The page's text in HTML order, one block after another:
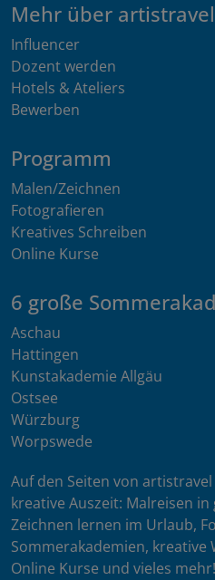
Mehr über artistravel
Influencer
Dozent werden
Hotels & Ateliers
Bewerben
Programm
Malen/Zeichnen
Fotografieren
Kreatives Schreiben
Online Kurse
6 große
Aschau
Hattingen
Kunstakademie Allgäu
Ostsee
Würzburg
Worpswede
Auf den Seiten von
kreative Auszeit: Malreisen
Zeichnen lernen im Urlaub,
Sommerakademien, kreative
Online Kurse und vieles mehr!